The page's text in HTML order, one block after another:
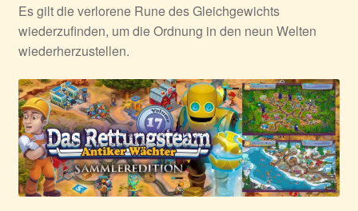
Es gilt die verlorene Rune des Gleichgewichts
wiederzufinden, um die Ordnung in den neun Welten
wiederherzustellen.